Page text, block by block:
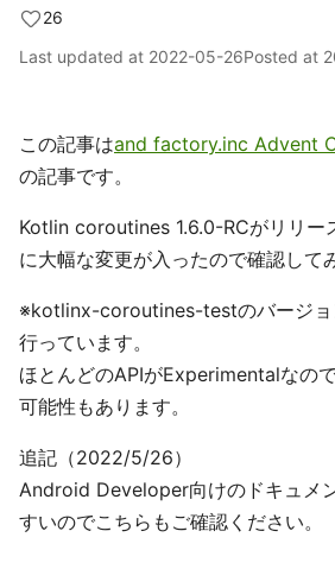
26
Last updated at 2022-05-26Posted at
この記事はand factory.inc Advent
の記事です。
Kotlin coroutines 1.6.0-RCがリリー
に大幅な変更が入ったので確認して
※kotlinx-coroutines-testのバージョ
行っています。
ほとんどのAPIがExperimentalなの
可能性もあります。
追記（2022/5/26）
Android Developer向けのドキュメ
すいのでこちらもご確認ください。